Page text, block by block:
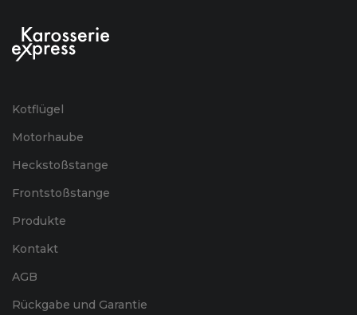
Kotflügel
Motorhaube
Heckstoßstange
Frontstoßstange
Produkte
Kontakt
AGB
Rückgabe und Garantie